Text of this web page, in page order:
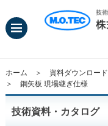
ホーム ＞ 資料ダウンロード
＞ 鋼矢板 現場継ぎ仕様
技術資料・カタログ